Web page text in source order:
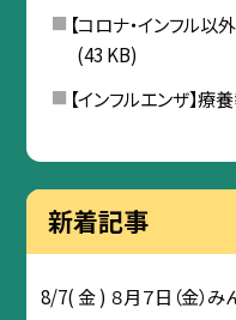
【コロナ・インフル
(43 KB)
【インフルエンザ】療
新着記事
8/7( 金 ) ８月７日（金）み